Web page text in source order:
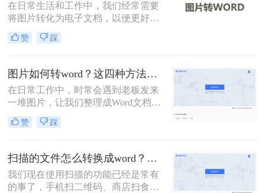
在日常生活和工作中，我们经常需要
将图片转化为电子文档，以便更好地
编辑、存储和分享。那么图片怎么生
成电子文档呢？本文将介绍三种将图
实现这一需求。
赞 踩
图片如何转word？这四种方法帮你转换！
在日常工作中，时常会遇到老板发来
一堆图片，让我们整理成Word文档再
发给他的情况！如果图片很少，还可
以一个字一个字敲击键盘整理，如果
显得力不从心了！该怎么办呢？下面
转转师妹就教大家四个图片如何转
word方法！
赞 踩
扫描的文件怎么转换成word？教你三种转换方法！
我们现在使用扫描的功能已经是常有
的事了，手机扫二维码、商店扫食品